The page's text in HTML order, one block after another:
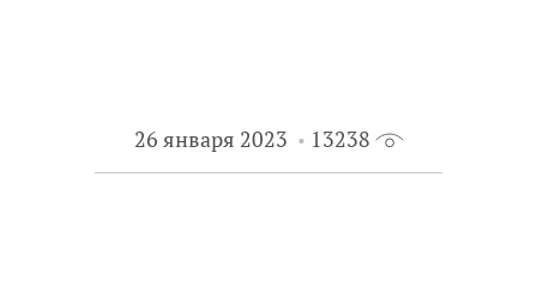
26 января 2023 13238